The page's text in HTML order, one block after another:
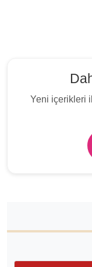
Yeni içerikleri